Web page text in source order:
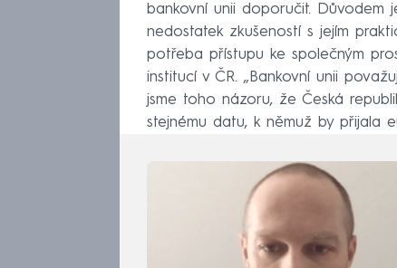
bankovní unii doporučit. Důvodem
nedostatek zkušeností s jejím
potřeba přístupu ke společným
institucí v ČR. „Bankovní unii
jsme toho názoru, že Česká
stejnému datu, k němuž by přijala